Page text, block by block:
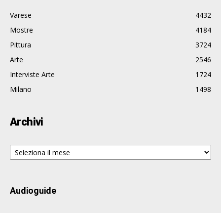
Varese
4432
Mostre
4184
Pittura
3724
Arte
2546
Interviste Arte
1724
Milano
1498
Archivi
Archivi
Audioguide